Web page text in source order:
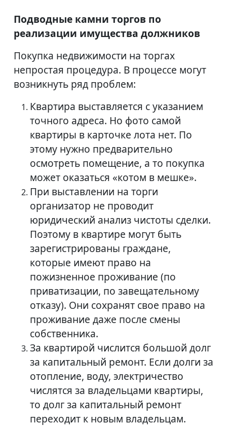
Подводные камни торгов по
реализации имущества должников
Покупка недвижимости на торгах
непростая процедура. В процессе могут
возникнуть ряд проблем:
Квартира выставляется с указанием
точного адреса. Но фото самой
квартиры в карточке лота нет. По
этому нужно предварительно
осмотреть помещение, а то покупка
может оказаться «котом в мешке».
При выставлении на торги
организатор не проводит
юридический анализ чистоты сделки.
Поэтому в квартире могут быть
зарегистрированы граждане,
которые имеют право на
пожизненное проживание (по
приватизации, по завещательному
отказу). Они сохранят свое право на
проживание даже после смены
собственника.
За квартирой числится большой долг
за капитальный ремонт. Если долги за
отопление, воду, электричество
числятся за владельцами квартиры,
то долг за капитальный ремонт
переходит к новым владельцам.